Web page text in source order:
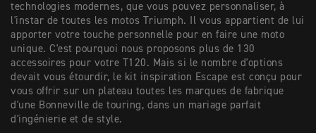
technologies modernes, que vous pouvez personnaliser, à
l'instar de toutes les motos Triumph. Il vous appartient de lui
apporter votre touche personnelle pour en faire une moto
unique. C'est pourquoi nous proposons plus de 130
accessoires pour votre T120. Mais si le nombre d'options
devait vous étourdir, le kit inspiration Escape est conçu pour
vous offrir sur un plateau toutes les marques de fabrique
d'une Bonneville de touring, dans un mariage parfait
d'ingénierie et de style.